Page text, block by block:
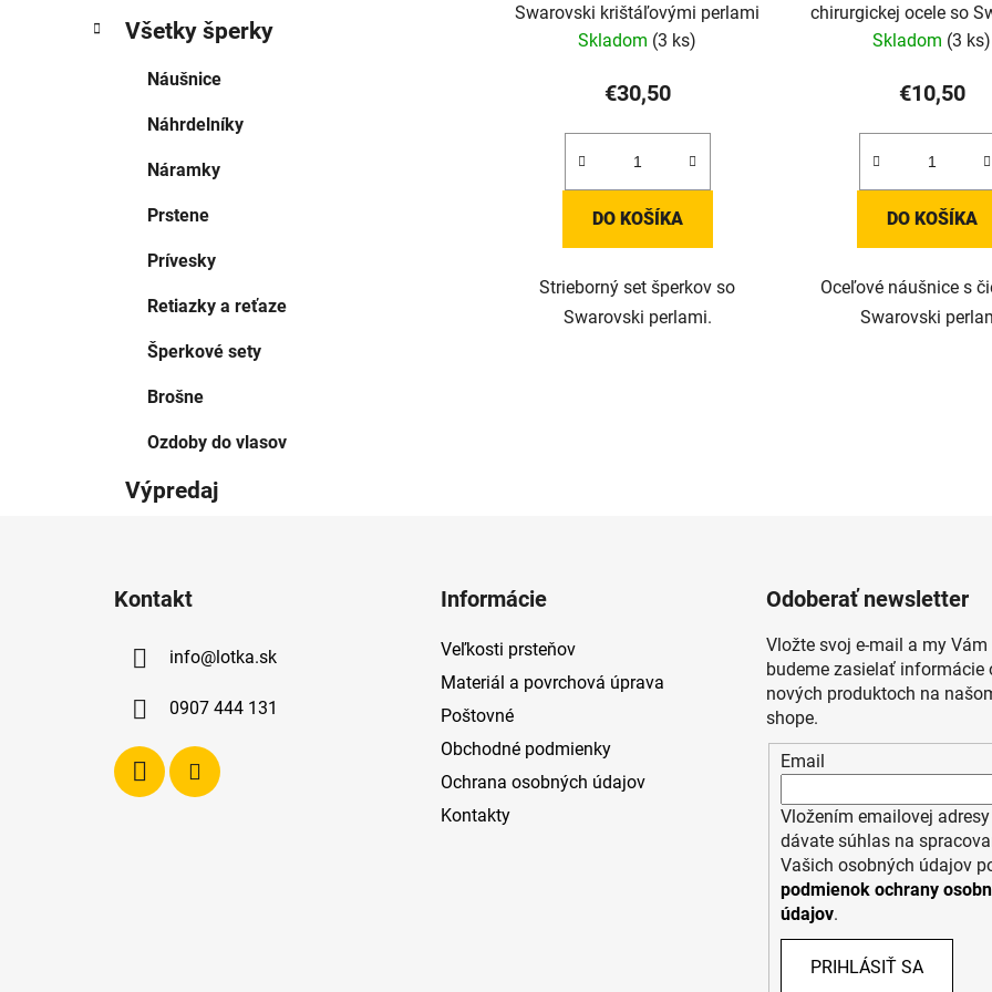
Všetky šperky
Náušnice
Náhrdelníky
Náramky
Prstene
Prívesky
Retiazky a reťaze
Šperkové sety
Brošne
Ozdoby do vlasov
Výpredaj
Swarovski krištáľovými perlami
Skladom (3 ks)
€30,50
DO KOŠÍKA
Strieborný set šperkov so
Swarovski perlami.
chirurgickej ocele so
perlami
Skladom (3 ks)
€10,50
DO KOŠÍKA
Oceľové náušnice s
Swarovski
Kontakt
info@lotka.sk
0907 444 131
Informácie
Veľkosti prsteňov
Materiál a povrchová úprava
Poštovné
Obchodné podmienky
Ochrana osobných údajov
Kontakty
Odoberať newsletter
Vložte svoj e-mail a my Vám
budeme zasielať informácie
nových produktoch na
shope.
Email
Vložením emailovej adresy
dávate súhlas na
Vašich osobných údajov
podmienok ochrany
údajov.
PRIHLÁSIŤ SA